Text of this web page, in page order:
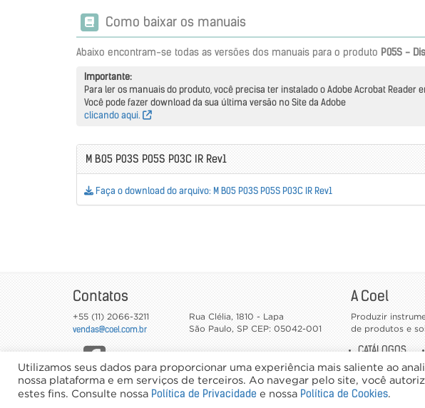
Como baixar os manuais
Abaixo encontram-se todas as versões dos manuais para o produto P05S -
Importante:
Para ler os manuais do produto, você precisa ter instalado o Adobe Acrobat Reader
Você pode fazer download da sua última versão no Site da Adobe
clicando aqui.
M B05 P03S P05S P03C IR Rev1
Faça o download do arquivo: M B05 P03S P05S P03C IR Rev1
Contatos
+55 (11) 2066-3211
vendas@coel.com.br
Rua Clélia, 1810 - Lapa
São Paulo, SP CEP: 05042-001
A Coel
Produzir
de produtos e
CATÁLOGOS
©2026 Coel - Todos os direitos reservados
Utilizamos seus dados para proporcionar uma experiência mais saliente ao
nossa plataforma e em serviços de terceiros. Ao navegar pelo site, você
estes fins. Consulte nossa Política de Privacidade e nossa Política de Cookies.